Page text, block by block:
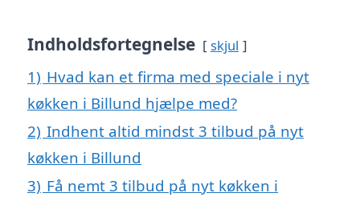
Indholdsfortegnelse skjul
1) Hvad kan et firma med speciale i nyt
køkken i Billund hjælpe med?
2) Indhent altid mindst 3 tilbud på nyt
køkken i Billund
3) Få nemt 3 tilbud på nyt køkken i